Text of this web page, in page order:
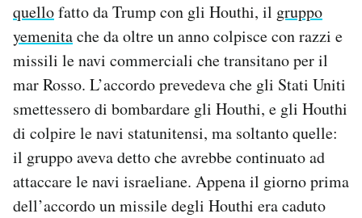
quellofatto da Trump con gli Houthi, il gruppo
yemenitache da oltre un anno colpisce con razzi e
missili le navi commerciali che transitano per il
mar Rosso. L’accordo prevedeva che gli Stati Uniti
smettessero di bombardare gli Houthi, e gli Houthi
di colpire le navi statunitensi, ma soltanto quelle:
il gruppo aveva detto che avrebbe continuato ad
attaccare le navi israeliane. Appena il giorno prima
dell’accordo un missile degli Houthi era caduto